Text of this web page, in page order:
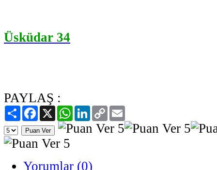
Üsküdar 34
PAYLAŞ :
PaylaşFacebook
X WhatsAppLinkedIn
Copy
Link
Yorumlar (0)